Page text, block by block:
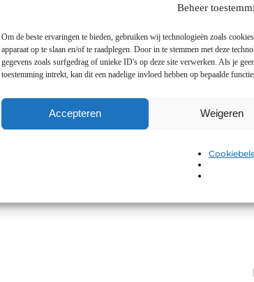
Beheer
Om de beste ervaringen te bieden, gebruiken wij technologieën zoals
apparaat op te slaan en/of te raadplegen. Door in te stemmen met deze
gegevens zoals surfgedrag of unieke ID's op deze site verwerken. Als je
toestemming intrekt, kan dit een nadelige invloed hebben op bepaalde
Accepteren Weigeren
Hoe veel moet ik betalen voor Google Ads?
mijn Google Ads-campagne later
is Google Ads beter dan traditionele